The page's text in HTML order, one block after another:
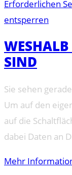
Erforderlichen
entsperren
SIND
Sie sehen
Um auf den
auf die
dabei Daten an
Mehr